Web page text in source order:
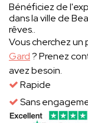
Bénéficiez de
dans la ville de
rêves..
Vous cherchez
Gard? Prenez
avez besoin.
Rapide
Sans